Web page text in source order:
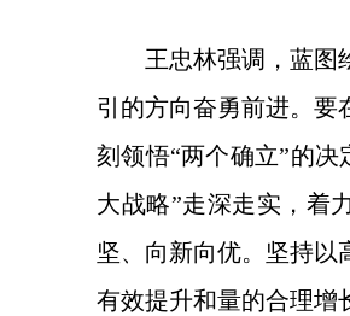
王忠林强调，蓝图
引的方向奋勇前进。要
刻领悟“两个确立”的
大战略”走深走实，着
坚、向新向优。坚持以
有效提升和量的合理增